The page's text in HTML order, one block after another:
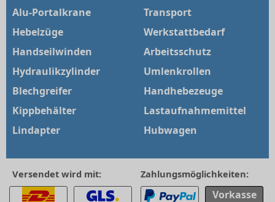
Alu-Portalkrane
Hebelzüge
Handseilwinden
Hydraulikzylinder
Blechgreifer
Kippbehälter
Lindapter
Transport
Werkstattbedarf
Arbeitsschutz
Umlenkrollen
Handhebezeuge
Lastaufnahmemittel
Hubwagen
Versendet wird mit: Zahlungsmöglichkeiten:
Vorkasse